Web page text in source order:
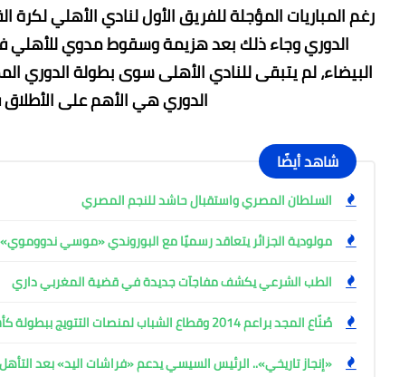
رغم المباريات المؤجلة للفريق الأول لنادي الأهلي
الدوري وجاء ذلك بعد هزيمة وسقوط مدوي للأهلي
البيضاء، لم يتبقى للنادي الأهلى سوى بطولة الدوري
الدوري هي الأهم على
شاهد أيضًا
السلطان المصري واستقبال حاشد للنجم المصري
مولودية الجزائر يتعاقد رسميًا مع البوروندي «موسي ندووموي»
الطب الشرعي يكشف مفاجآت جديدة في قضية المغربي داري
صُنّاع المجد براعم 2014 وقطاع الشباب لمنصات التتويج ببطولة كأس المستقبل العربي
«إنجاز تاريخي».. الرئيس السيسي يدعم «فراشات اليد» بعد